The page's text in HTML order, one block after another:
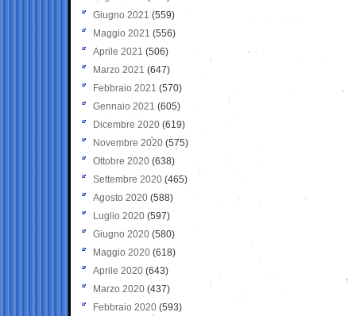
Giugno 2021(559)
Maggio 2021 (556)
Aprile 2021 (506)
Marzo 2021 (647)
Febbraio 2021 (570)
Gennaio 2021 (605)
Dicembre 2020 (619)
Novembre 2020 (575)
Ottobre 2020 (638)
Settembre 2020(465)
Agosto 2020 (588)
Luglio 2020 (597)
Giugno 2020 (580)
Maggio 2020 (618)
Aprile 2020 (643)
Marzo 2020 (437)
Febbraio 2020 (593)